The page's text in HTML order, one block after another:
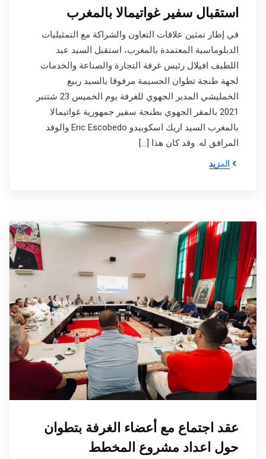
استقبال سفير غواتيمالا بالمغرب
في إطار تمثين علاقات التعاون والشراكة مع التمثيليات
الدبلوماسية المعتمدة بالمغرب، استقبل السيد عبد
اللطيف افيلال رئيس غرفة التجارة والصناعة والخدمات
لجهة طنجة تطوان الحسيمة مرفوقا بالسيد ربيع
الخمليشي المدير الجهوي للغرفة يوم الخميس 23 شتنبر
2021 بالمقر الجهوي بطنجة سفير جمهورية غواتيمالا
بالمغرب السيد اريك اسكوبيدو Eric Escobedo والوفد
المرافق له. وقد كان هذا […]
المزيد
عقد اجتماع مع أعضاء الغرفة بتطوان
حول اعداد مشروع المخطط